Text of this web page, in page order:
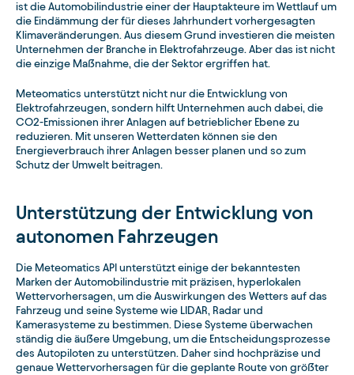
ist die Automobilindustrie einer der Hauptakteure im Wettlauf um
die Eindämmung der für dieses Jahrhundert vorhergesagten
Klimaveränderungen. Aus diesem Grund investieren die meisten
Unternehmen der Branche in Elektrofahrzeuge. Aber das ist nicht
die einzige Maßnahme, die der Sektor ergriffen hat.
Meteomatics unterstützt nicht nur die Entwicklung von
Elektrofahrzeugen, sondern hilft Unternehmen auch dabei, die
CO2-Emissionen ihrer Anlagen auf betrieblicher Ebene zu
reduzieren. Mit unseren Wetterdaten können sie den
Energieverbrauch ihrer Anlagen besser planen und so zum
Schutz der Umwelt beitragen.
Unterstützung der Entwicklung von
autonomen Fahrzeugen
Die Meteomatics API unterstützt einige der bekanntesten
Marken der Automobilindustrie mit präzisen, hyperlokalen
Wettervorhersagen, um die Auswirkungen des Wetters auf das
Fahrzeug und seine Systeme wie LIDAR, Radar und
Kamerasysteme zu bestimmen. Diese Systeme überwachen
ständig die äußere Umgebung, um die Entscheidungsprozesse
des Autopiloten zu unterstützen. Daher sind hochpräzise und
genaue Wettervorhersagen für die geplante Route von größter